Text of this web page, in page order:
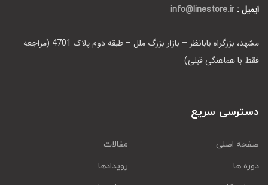
ایمیل : info@linestore.ir
مشهد، بزرگراه بابانظر – بازار بزرگ ملل – طبقه دوم پلاک 4701 (مراجعه
فقط با هماهنگی قبلی)
دسترسی سریع
صفحه اصلی
مقالات
دوره ها
رویدادها